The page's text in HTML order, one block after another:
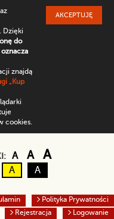
Dzięki
do
znajdą
„Kup
cookies.
AKCEPTUJĘ
A Domyślny rozmiar
AWiększa
A
domyślny
ACzarny tekst na
ABiały tekst na
Polityka Prywatności
Rejestracja Logowanie